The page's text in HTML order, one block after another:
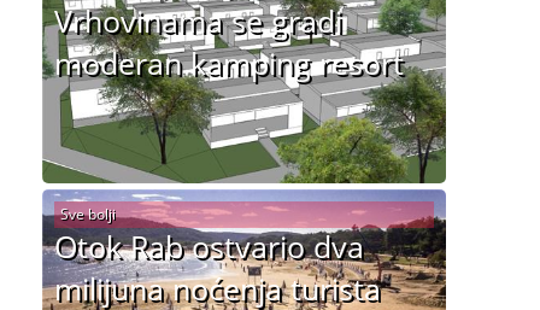
Vrhovinama se gradi
moderan kamping resort
Otok Rab ostvario dva
milijuna noćenja turista
Sve bolji